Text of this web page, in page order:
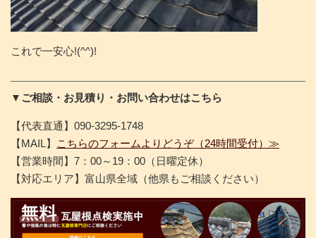
これで一安心!(^^)!
▼ご相談・お見積り・お問い合わせはこちら
【代表直通】090-3295-1748
【MAIL】
こちらのフォームよりどうぞ（24時間受付）≫
【営業時間】7：00～19：00（日曜定休）
【対応エリア】富山県全域（他県もご相談ください）